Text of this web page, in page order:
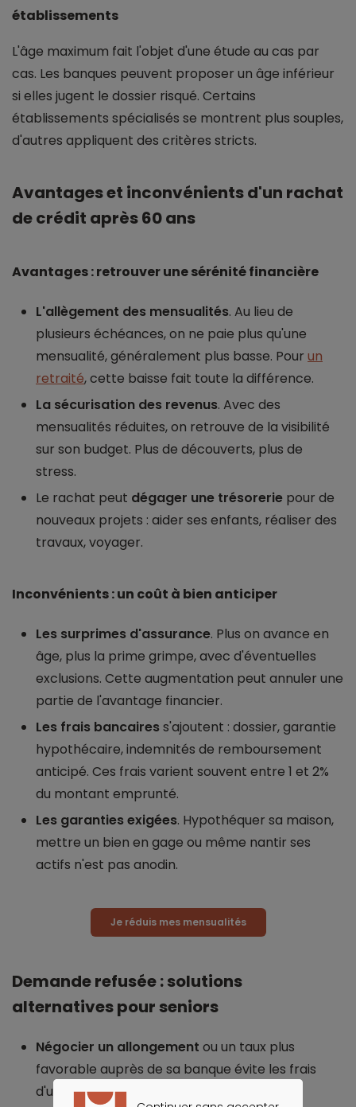
établissements
L'âge maximum fait l'objet d'une étude au cas par
cas. Les banques peuvent proposer un âge inférieur
si elles jugent le dossier risqué. Certains
établissements spécialisés se montrent plus souples,
d'autres appliquent des critères stricts.
Avantages et inconvénients d'un rachat
de crédit après 60 ans
Avantages : retrouver une sérénité financière
L'allègement des mensualités. Au lieu de
plusieurs échéances, on ne paie plus qu'une
mensualité, généralement plus basse. Pour un
retraité, cette baisse fait toute la différence.
La sécurisation des revenus. Avec des
mensualités réduites, on retrouve de la visibilité
sur son budget. Plus de découverts, plus de
stress.
Le rachat peut dégager une trésorerie pour de
nouveaux projets : aider ses enfants, réaliser des
travaux, voyager.
Inconvénients : un coût à bien anticiper
Les surprimes d'assurance. Plus on avance en
âge, plus la prime grimpe, avec d'éventuelles
exclusions. Cette augmentation peut annuler une
partie de l'avantage financier.
Les frais bancairess'ajoutent : dossier, garantie
hypothécaire, indemnités de remboursement
anticipé. Ces frais varient souvent entre 1 et 2%
du montant emprunté.
Les garanties exigées. Hypothéquer sa maison,
mettre un bien en gage ou même nantir ses
actifs n'est pas anodin.
Je réduis mes mensualités
Demande refusée : solutions
alternatives pour seniors
Négocier un allongement ou un taux plus
favorable auprès de sa banque évite les frais
d'un nouveau dossier.